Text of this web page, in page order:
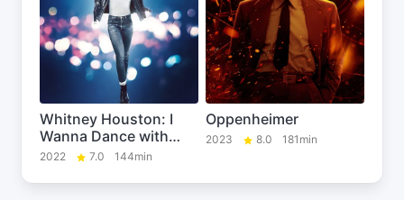
Whitney Houston: I
Wanna Dance with
Somebody
2022 7.0 144min
Oppenheimer
2023 8.0 181min